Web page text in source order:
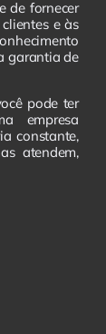
de fornecer
e às
garantia de
pode ter
empresa
constante,
atendem,